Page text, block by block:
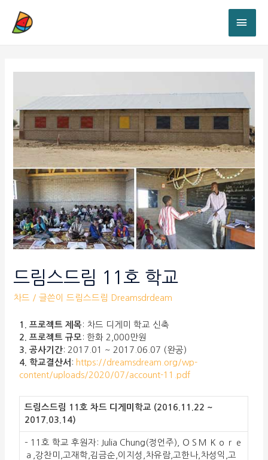
드림스드림 11호 학교
차드 / 글쓴이 드림스드림 Dreamsdrdeam
1. 프로젝트 제목 : 차드 디게미 학교 신축
2. 프로젝트 규모 : 한화 2,000만원
3. 공사기간: 2017.01 ~ 2017.06.07 (완공)
4. 학교결산서 : https://dreamsdream.org/wp-
content/uploads/2020/07/account-11.pdf
드림스드림 11호 차드 디게미학교 (2016.11.22 ~
2017.03.14)
– 11호 학교 후원자: Julia Chung(정언주), ＯＳＭ Ｋｏｒｅ
ａ,강찬미,고재학,김금순,이지성,차유람,고한나,차성익,고